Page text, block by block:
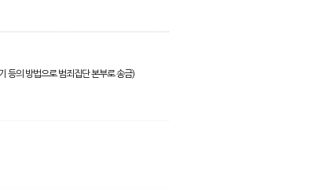
등의 방법으로 범죄집단 본부로 송금)